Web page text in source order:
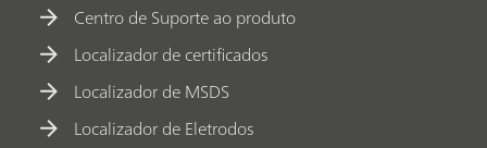
Centro de Suporte ao produto
Localizador de certificados
Localizador de MSDS
Localizador de Eletrodos